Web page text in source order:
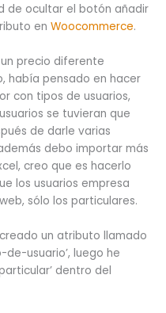
de ocultar el botón añadir
en Woocommerce.
precio diferente
había pensado en hacer
con tipos de usuarios,
se tuvieran que
de darle varias
debo importar más
creo que es hacerlo
los usuarios empresa
sólo los particulares.
un atributo llamado
de-usuario’, luego he
dentro del